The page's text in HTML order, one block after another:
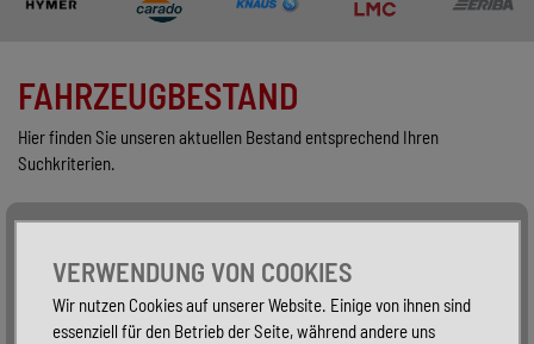
UNTERNEHMEN
FAHRZEUGBESTAND
Hier finden Sie unseren aktuellen Bestand entsprechend Ihren
Suchkriterien.
Alle Fahrzeuge
VERWENDUNG VON COOKIES
Wir nutzen Cookies auf unserer Website. Einige von ihnen sind
essenziell für den Betrieb der Seite, während andere uns